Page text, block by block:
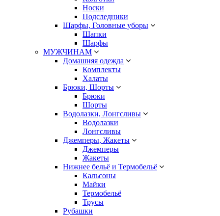
Носки
Подследники
Шарфы, Головные уборы
Шапки
Шарфы
МУЖЧИНАМ
Домашняя одежда
Комплекты
Халаты
Брюки, Шорты
Брюки
Шорты
Водолазки, Лонгсливы
Водолазки
Лонгсливы
Джемперы, Жакеты
Джемперы
Жакеты
Нижнее бельё и Термобельё
Кальсоны
Майки
Термобельё
Трусы
Рубашки